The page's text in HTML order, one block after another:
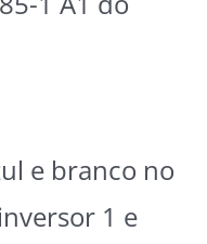
e branco no
1 e